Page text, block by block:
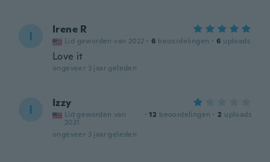
I Irene R
Lid geworden van 2022 · 6 beoordelingen · 6 uploads
Love it
ongeveer 3 jaar geleden
I Izzy
Lid geworden van
2021
· 12 beoordelingen · 2 uploads
ongeveer 3 jaar geleden